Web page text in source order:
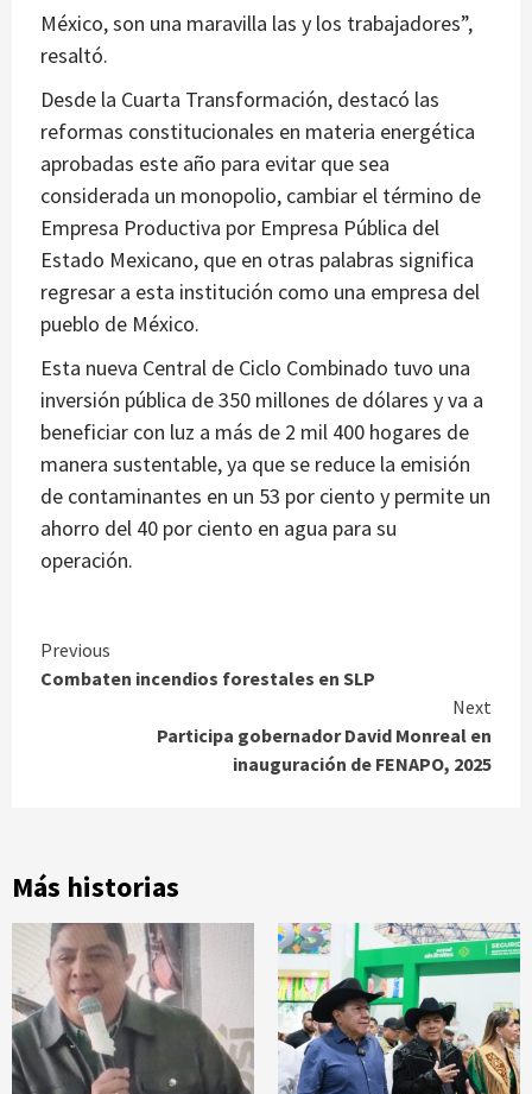
México, son una maravilla las y los trabajadores”,
resaltó.
Desde la Cuarta Transformación, destacó las
reformas constitucionales en materia energética
aprobadas este año para evitar que sea
considerada un monopolio, cambiar el término de
Empresa Productiva por Empresa Pública del
Estado Mexicano, que en otras palabras significa
regresar a esta institución como una empresa del
pueblo de México.
Esta nueva Central de Ciclo Combinado tuvo una
inversión pública de 350 millones de dólares y va a
beneficiar con luz a más de 2 mil 400 hogares de
manera sustentable, ya que se reduce la emisión
de contaminantes en un 53 por ciento y permite un
ahorro del 40 por ciento en agua para su
operación.
Continue
Previous
Combaten incendios forestales en SLP
Next
Participa gobernador David Monreal en
inauguración de FENAPO, 2025
Más historias